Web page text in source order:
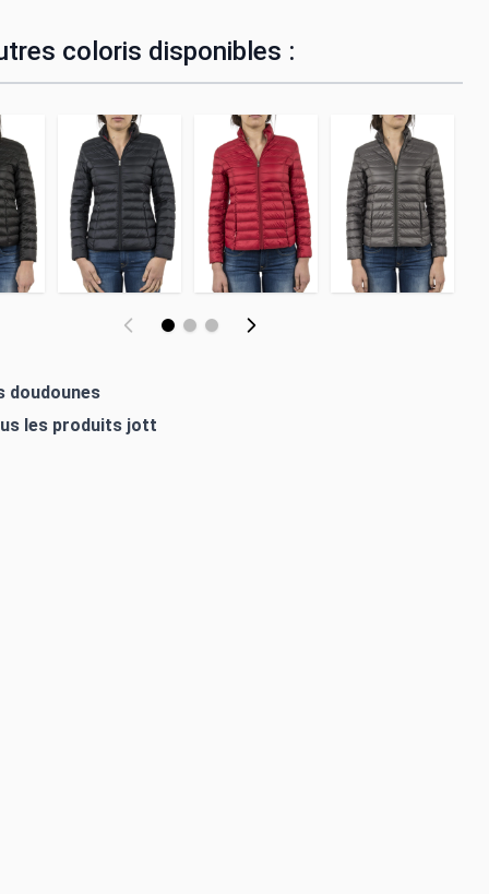
coloris disponibles :
doudounes
les produits jott